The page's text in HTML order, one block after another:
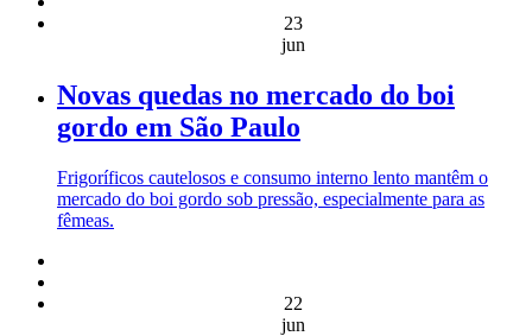
23
jun
Novas quedas no mercado do boi
gordo em São Paulo
Frigoríficos cautelosos e consumo interno lento mantêm o
mercado do boi gordo sob pressão, especialmente para as
fêmeas.
22
jun